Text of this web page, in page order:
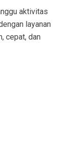
aktivitas
layanan
cepat, dan